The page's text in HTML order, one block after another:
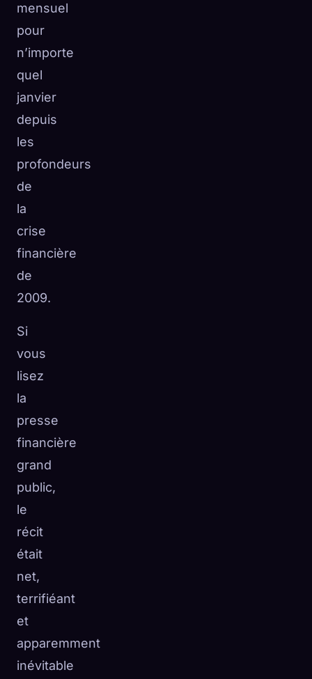
mensuel
pour
n’importe
quel
janvier
depuis
les
profondeurs
de
la
crise
financière
de
2009.
Si
vous
lisez
la
presse
financière
grand
public,
le
récit
était
net,
terrifiéant
et
apparemment
inévitable